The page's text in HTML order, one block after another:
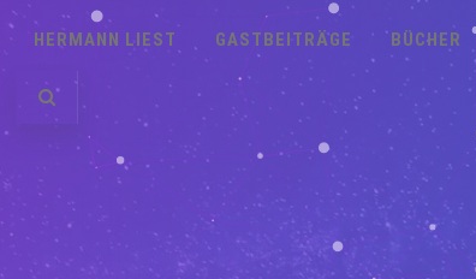
HERMANN LIEST GASTBEITRÄGE BÜCHER